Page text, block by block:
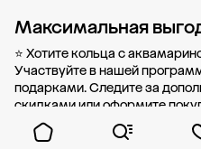
Максимальная
⭐ Хотите кольца с
Участвуйте в нашей
подарками. Следите за
скидкамиили оформите
первоначального взноса от